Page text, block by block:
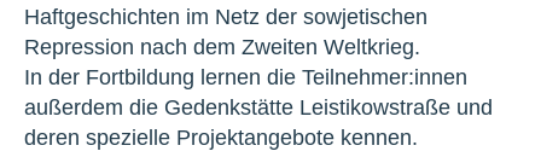
Haftgeschichten im Netz der sowjetischen
Repression nach dem Zweiten Weltkrieg.
In der Fortbildung lernen die Teilnehmer:innen
außerdem die Gedenkstätte Leistikowstraße und
deren spezielle Projektangebote kennen.